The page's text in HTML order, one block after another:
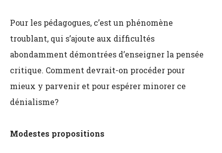
Pour les pédagogues, c’est un phénomène
troublant, qui s’ajoute aux difficultés
abondamment démontrées d’enseigner la pensée
critique. Comment devrait-on procéder pour
mieux y parvenir et pour espérer minorer ce
dénialisme?
Modestes propositions